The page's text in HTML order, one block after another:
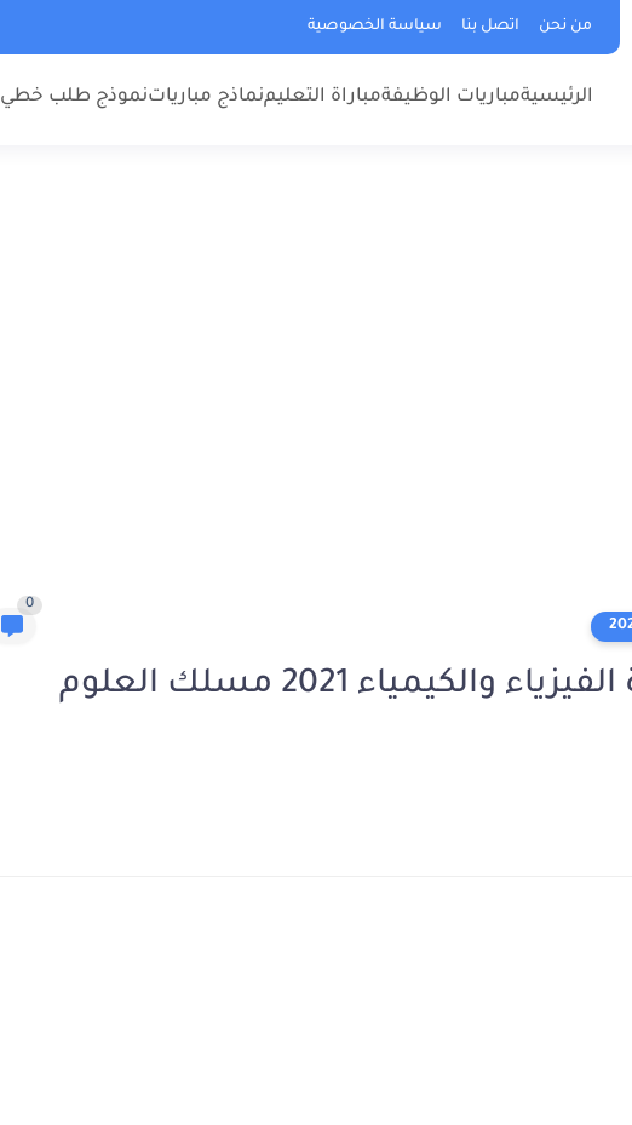
من نحن اتصل بنا سياسة الخصوصية
الرئيسيةمباريات الوظيفةمباراة التعليمنماذج مبارياتنموذج طلب خطي
0
الامتحان الوطني لمادة الفيزياء والكيمياء 2021 مسلك العلوم